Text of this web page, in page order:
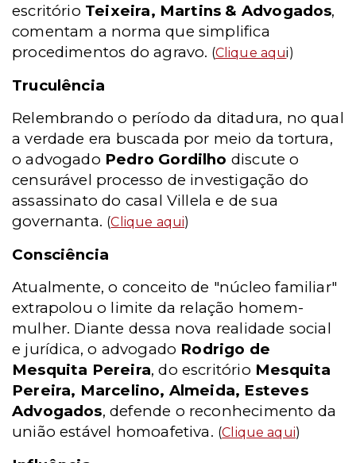
escritório Teixeira, Martins & Advogados,
comentam a norma que simplifica
procedimentos do agravo. (Clique aqui)
Truculência
Relembrando o período da ditadura, no qual
a verdade era buscada por meio da tortura,
o advogado Pedro Gordilho discute o
censurável processo de investigação do
assassinato do casal Villela e de sua
governanta. (Clique aqui)
Consciência
Atualmente, o conceito de "núcleo familiar"
extrapolou o limite da relação homem-
mulher. Diante dessa nova realidade social
e jurídica, o advogado Rodrigo de
Mesquita Pereira, do escritório Mesquita
Pereira, Marcelino, Almeida, Esteves
Advogados, defende o reconhecimento da
união estável homoafetiva. (Clique aqui)